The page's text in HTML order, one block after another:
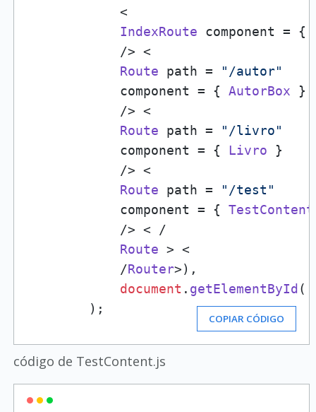
            <
IndexRoute component = {
            /> <
Route path =
"/autor"
            component = {
AutorBox }
            /> <
Route path =
"/livro"
            component = {
Livro }
            /> <
Route path =
"/test"
            component = {
TestContent
            /> < /
Route > <
            /
Router>),
document . getElementById (
        );
COPIAR CÓDIGO
código de TestContent.js